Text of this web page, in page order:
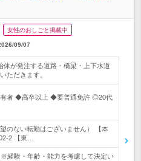
女性のおしごと掲載中
09/07
体が発注する道路・橋梁・上下水道
ただきます。
有者 ◆高卒以上 ◆要普通免許 ◎20代
のない転勤はございません） 【本
2 【東…
※経験・年齢・能力を考慮して決定い